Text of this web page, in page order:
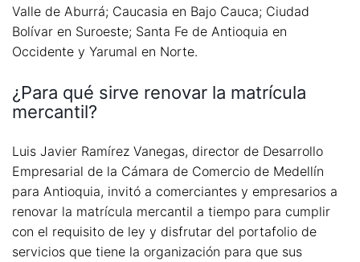
Valle de Aburrá; Caucasia en Bajo Cauca; Ciudad
Bolívar en Suroeste; Santa Fe de Antioquia en
Occidente y Yarumal en Norte.
¿Para qué sirve renovar la matrícula
mercantil?
Luis Javier Ramírez Vanegas, director de Desarrollo
Empresarial de la Cámara de Comercio de Medellín
para Antioquia, invitó a comerciantes y empresarios a
renovar la matrícula mercantil a tiempo para cumplir
con el requisito de ley y disfrutar del portafolio de
servicios que tiene la organización para que sus